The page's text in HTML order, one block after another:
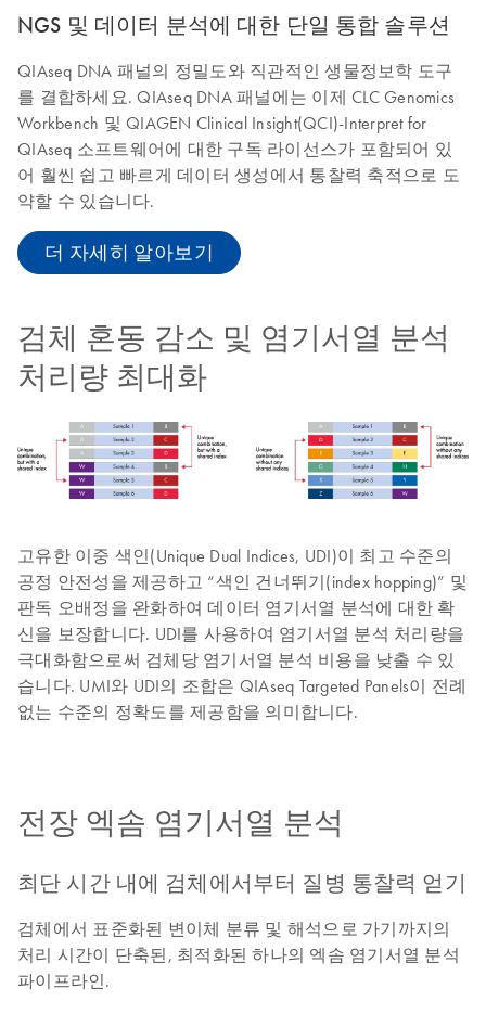
NGS 및 데이터 분석에 대한 단일 통합 솔루션
QIAseq DNA 패널의 정밀도와 직관적인 생물정보학 도구
를 결합하세요. QIAseq DNA 패널에는 이제 CLC Genomics
Workbench 및 QIAGEN Clinical Insight(QCI)-Interpret for
QIAseq 소프트웨어에 대한 구독 라이선스가 포함되어 있
어 훨씬 쉽고 빠르게 데이터 생성에서 통찰력 축적으로 도
약할 수 있습니다.
더 자세히 알아보기
검체 혼동 감소 및 염기서열 분석
처리량 최대화
고유한 이중 색인(Unique Dual Indices, UDI)이 최고 수준의
공정 안전성을 제공하고 “색인 건너뛰기(index hopping)” 및
판독 오배정을 완화하여 데이터 염기서열 분석에 대한 확
신을 보장합니다. UDI를 사용하여 염기서열 분석 처리량을
극대화함으로써 검체당 염기서열 분석 비용을 낮출 수 있
습니다. UMI와 UDI의 조합은 QIAseq Targeted Panels이 전례
없는 수준의 정확도를 제공함을 의미합니다.
전장 엑솜 염기서열 분석
최단 시간 내에 검체에서부터 질병 통찰력 얻기
검체에서 표준화된 변이체 분류 및 해석으로 가기까지의
처리 시간이 단축된, 최적화된 하나의 엑솜 염기서열 분석
파이프라인.